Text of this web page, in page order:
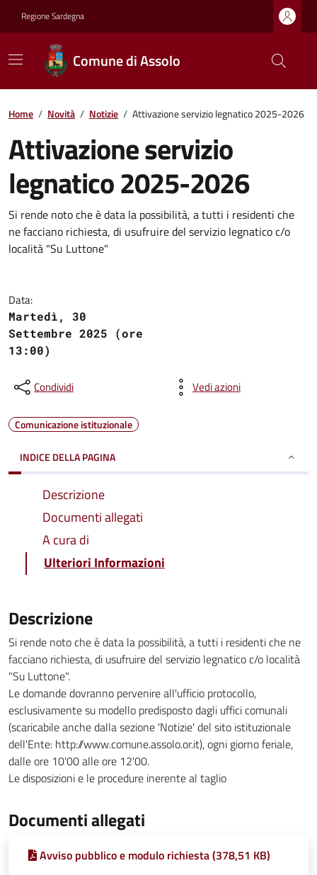
Regione Sardegna
Comune di Assolo
Home / Novità / Notizie / Attivazione servizio legnatico 2025-2026
Attivazione servizio
legnatico 2025-2026
Si rende noto che è data la possibilità, a tutti i residenti che
ne facciano richiesta, di usufruire del servizio legnatico c/o
località "Su Luttone"
Data:
Martedì, 30
Settembre 2025 (ore
13:00)
Condividi Vedi azioni
Comunicazione istituzionale
INDICE DELLA PAGINA
Descrizione
Documenti allegati
A cura di
Ulteriori Informazioni
Descrizione
Si rende noto che è data la possibilità, a tutti i residenti che ne
facciano richiesta, di usufruire del servizio legnatico c/o località
"Su Luttone".
Le domande dovranno pervenire all'ufficio protocollo,
esclusivamente su modello predisposto dagli uffici comunali
(scaricabile anche dalla sezione 'Notizie' del sito istituzionale
dell'Ente: http://www.comune.assolo.or.it), ogni giorno feriale,
dalle ore 10'00 alle ore 12'00.
Le disposizioni e le procedure inerente al taglio
Documenti allegati
Avviso pubblico e modulo richiesta (378,51 KB)